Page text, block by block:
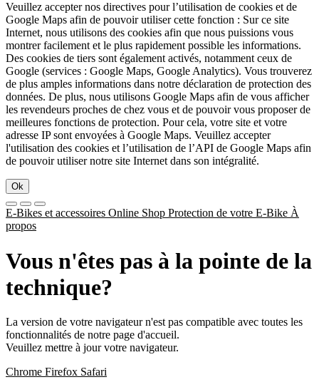
Veuillez accepter nos directives pour l’utilisation de cookies et de
Google Maps afin de pouvoir utiliser cette fonction : Sur ce site
Internet, nous utilisons des cookies afin que nous puissions vous
montrer facilement et le plus rapidement possible les informations.
Des cookies de tiers sont également activés, notamment ceux de
Google (services : Google Maps, Google Analytics). Vous trouverez
de plus amples informations dans notre déclaration de protection des
données. De plus, nous utilisons Google Maps afin de vous afficher
les revendeurs proches de chez vous et de pouvoir vous proposer de
meilleures fonctions de protection. Pour cela, votre site et votre
adresse IP sont envoyées à Google Maps. Veuillez accepter
l'utilisation des cookies et l’utilisation de l’API de Google Maps afin
de pouvoir utiliser notre site Internet dans son intégralité.
Ok
E-Bikes et accessoires Online Shop Protection de votre E-Bike À
propos
Vous n'êtes pas à la pointe de la
technique?
La version de votre navigateur n'est pas compatible avec toutes les
fonctionnalités de notre page d'accueil.
Veuillez mettre à jour votre navigateur.
Chrome Firefox Safari